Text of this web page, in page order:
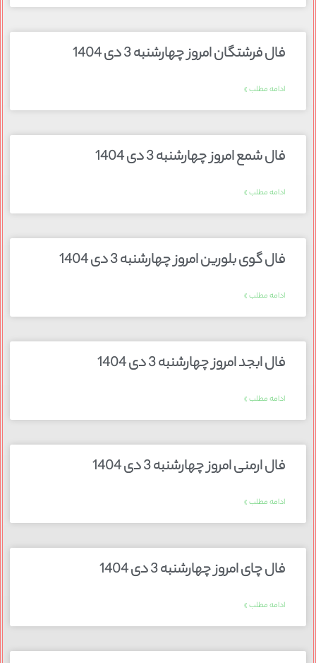
فال فرشتگان امروز چهارشنبه 3 دی 1404
ادامه مطلب »
فال شمع امروز چهارشنبه 3 دی 1404
ادامه مطلب »
فال گوی بلورین امروز چهارشنبه 3 دی 1404
ادامه مطلب »
فال ابجد امروز چهارشنبه 3 دی 1404
ادامه مطلب »
فال ارمنی امروز چهارشنبه 3 دی 1404
ادامه مطلب »
فال چای امروز چهارشنبه 3 دی 1404
ادامه مطلب »